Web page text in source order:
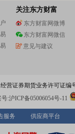
关注东方财富
东方财富网微博
东方财富网微信
意见与建议
营证券期货业务许可证编
:沪ICP备05006054号-11
服务 供应商平台